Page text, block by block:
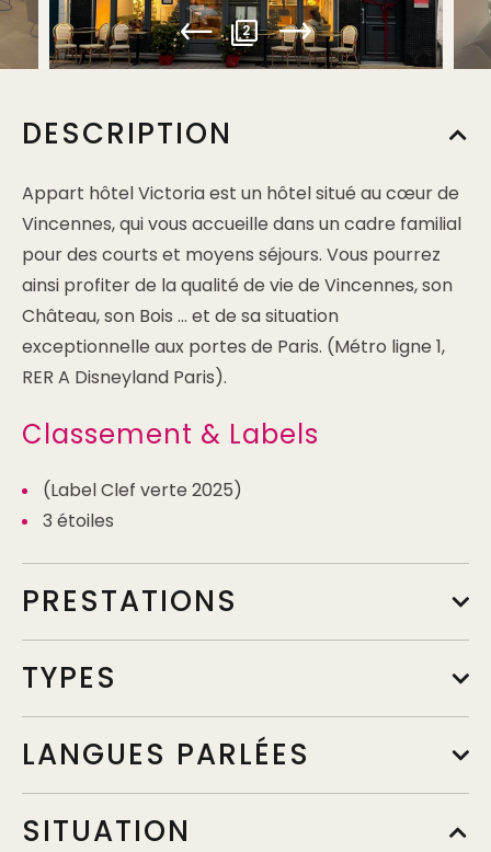
2
DESCRIPTION
Appart hôtel Victoria est un hôtel situé au cœur de
Vincennes, qui vous accueille dans un cadre familial
pour des courts et moyens séjours. Vous pourrez
ainsi profiter de la qualité de vie de Vincennes, son
Château, son Bois … et de sa situation
exceptionnelle aux portes de Paris. (Métro ligne 1,
RER A Disneyland Paris).
Classement & Labels
(Label Clef verte 2025)
3 étoiles
PRESTATIONS
TYPES
LANGUES PARLÉES
SITUATION